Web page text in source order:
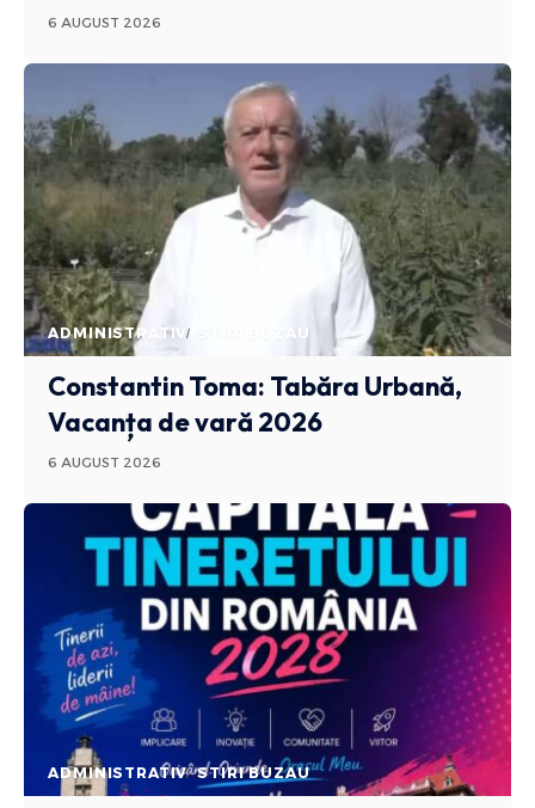
6 AUGUST 2026
ADMINISTRATIV STIRI BUZAU
Constantin Toma: Tabăra Urbană,
Vacanța de vară 2026
6 AUGUST 2026
ADMINISTRATIV STIRI BUZAU